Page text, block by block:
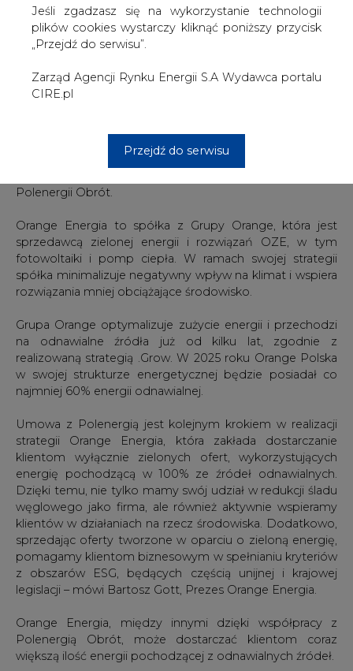
Jeśli zgadzasz się na wykorzystanie technologii
plików cookies wystarczy kliknąć poniższy przycisk
„Przejdź do serwisu”.
Zarząd Agencji Rynku Energii S.A Wydawca portalu
CIRE.pl
Przejdź do serwisu
Polenergia Obrót.
Orange Energia to część globalnej Grupy Orange.
z tak uznaną marką. Orange Polska oferuje klientom
możliwość skorzystania z energii odnawialnej. Klienci,
strategię komercjalizacji energii wyprodukowanej przez
Polenergii Obrót.
Orange Energia to spółka z Grupy Orange, która jest
sprzedawcą zielonej energii i rozwiązań OZE, w tym
fotowoltaiki i pomp ciepła. W ramach swojej strategii
spółka minimalizuje negatywny wpływ na klimat i wspiera
rozwiązania mniej obciążające środowisko.
Grupa Orange optymalizuje zużycie energii i przechodzi
na odnawialne źródła już od kilku lat, zgodnie z
realizowaną strategią .Grow. W 2025 roku Orange Polska
w swojej strukturze energetycznej będzie posiadał co
najmniej 60% energii odnawialnej.
Umowa z Polenergią jest kolejnym krokiem w realizacji
strategii Orange Energia, która zakłada dostarczanie
klientom wyłącznie zielonych ofert, wykorzystujących
energię pochodzącą w 100% ze źródeł odnawialnych.
Dzięki temu, nie tylko mamy swój udział w redukcji śladu
węglowego jako firma, ale również aktywnie wspieramy
klientów w działaniach na rzecz środowiska. Dodatkowo,
sprzedając oferty tworzone w oparciu o zieloną energię,
pomagamy klientom biznesowym w spełnianiu kryteriów
z obszarów ESG, będących częścią unijnej i krajowej
legislacji – mówi Bartosz Gott, Prezes Orange Energia.
Orange Energia, między innymi dzięki współpracy z
Polenergią Obrót, może dostarczać klientom coraz
większą ilość energii pochodzącej z odnawialnych źródeł.